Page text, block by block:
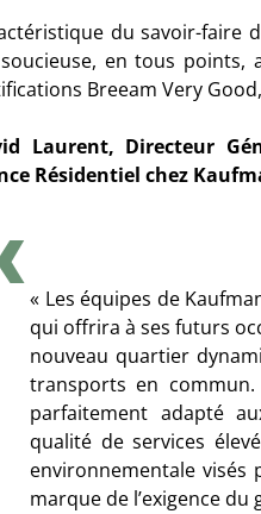
du savoir-faire
en tous points,
Breeam Very
Laurent, Directeur
Résidentiel chez
« Les équipes de
qui offrira à ses futurs
nouveau quartier
transports en
parfaitement adapté
qualité de services
environnementale
marque de l’exigence